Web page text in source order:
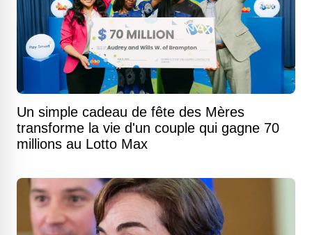
Un simple cadeau de fête des Mères
transforme la vie d'un couple qui gagne 70
millions au Lotto Max